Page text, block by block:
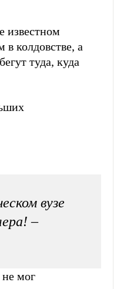
известном
колдовстве, а
туда, куда
вузе
–
не мог